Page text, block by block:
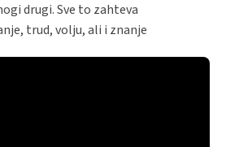
drugi. Sve to zahteva
trud, volju, ali i znanje